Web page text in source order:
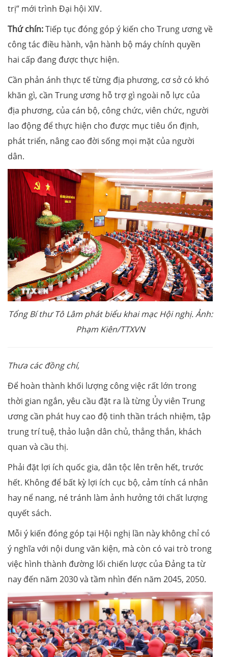
trị” mới trình Đại hội XIV.
Thứ chín:Tiếp tục đóng góp ý kiến cho Trung ương về
công tác điều hành, vận hành bộ máy chính quyền
hai cấp đang được thực hiện.
Cần phản ánh thực tế từng địa phương, cơ sở có khó
khăn gì, cần Trung ương hỗ trợ gì ngoài nỗ lực của
địa phương, của cán bộ, công chức, viên chức, người
lao động để thực hiện cho được mục tiêu ổn định,
phát triển, nâng cao đời sống mọi mặt của người
dân.
Tổng Bí thư Tô Lâm phát biểu khai mạc Hội nghị. Ảnh:
Phạm Kiên/TTXVN
Thưa các đồng chí,
Để hoàn thành khối lượng công việc rất lớn trong
thời gian ngắn, yêu cầu đặt ra là từng Ủy viên Trung
ương cần phát huy cao độ tinh thần trách nhiệm, tập
trung trí tuệ, thảo luận dân chủ, thẳng thắn, khách
quan và cầu thị.
Phải đặt lợi ích quốc gia, dân tộc lên trên hết, trước
hết. Không để bất kỳ lợi ích cục bộ, cảm tính cá nhân
hay nể nang, né tránh làm ảnh hưởng tới chất lượng
quyết sách.
Mỗi ý kiến đóng góp tại Hội nghị lần này không chỉ có
ý nghĩa với nội dung văn kiện, mà còn có vai trò trong
việc hình thành đường lối chiến lược của Đảng ta từ
nay đến năm 2030 và tầm nhìn đến năm 2045, 2050.